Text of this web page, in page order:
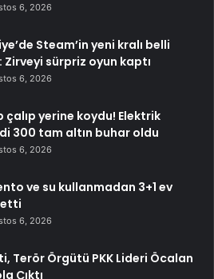
6, 2026
Steam’in yeni kralı belli
Zirveyi sürpriz oyun kaptı
6, 2026
çalıp yerine koydu! Elektrik
300 tam altın buhar oldu
6, 2026
ve su kullanmadan 3+1 ev
6, 2026
Terör Örgütü PKK Lideri Öcalan
Çıktı